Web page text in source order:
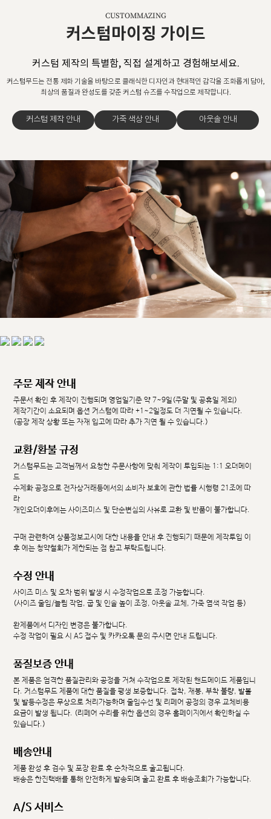
CUSTOMMAZING
커스텀마이징 가이드
커스텀 제작의 특별함, 직접 설계하고 경험해보세요.
커스텀무드는 전통 제화 기술을 바탕으로 클래식한 디자인과 현대적인 감각을 조화롭게 담아,
최상의 품질과 완성도를 갖춘 커스텀 슈즈를 수작업으로 제작합니다.
커스텀 제작 안내 가죽 색상 안내 아웃솔 안내
주문 제작 안내
주문서 확인 후 제작이 진행되며 영업일기준 약 7~9일(주말 및 공휴일 제외)
제작기간이 소요되며 옵션 커스텀에 따라 +1~2일정도 더 지연될 수 있습니다.
(공장 제작 상황 또는 자재 입고에 따라 추가 지연 될 수 있습니다.)
교환/환불 규정
커스텀무드는 고객님께서 요청한 주문사항에 맞춰 제작이 투입되는 1:1 오더메이
드
수제화 공정으로 전자상거래등에서의 소비자 보호에 관한 법률 시행령 21조에 따
라
개인오더이후에는 사이즈미스 및 단순변심의 사유로 교환 및 반품이 불가합니다.
구매 관련하여 상품정보고시에 대한 내용을 안내 후 진행되기 때문에 제작투입 이
후 에는 청약철회가 제한되는 점 참고 부탁드립니다.
수정 안내
사이즈 미스 및 오차 범위 발생 시 수정작업으로 조정 가능합니다.
(사이즈 줄임/늘림 작업, 굽 및 인솔 높이 조정, 아웃솔 교체, 가죽 염색 작업 등)
완제품에서 디자인 변경은 불가합니다.
수정 작업이 필요 시 AS 접수 및 카카오톡 문의 주시면 안내 드립니다.
품질보증 안내
본 제품은 엄격한 품질관리와 공정을 거쳐 수작업으로 제작된 핸드메이드 제품입니
다. 커스텀무드 제품에 대한 품질을 평생 보증합니다. 접착, 재봉, 부착 불량, 발볼
및 발등수정은 무상으로 처리가능하며 줄임수선 및 리페어 공정의 경우 교체비용
요금이 발생 됩니다. (리페어 수리를 위한 옵션의 경우 홈페이지에서 확인하실 수
있습니다.)
배송안내
제품 완성 후 검수 및 포장 완료 후 순차적으로 출고됩니다.
배송은 한진택배를 통해 안전하게 발송되며 출고 완료 후 배송조회가 가능합니다.
A/S 서비스